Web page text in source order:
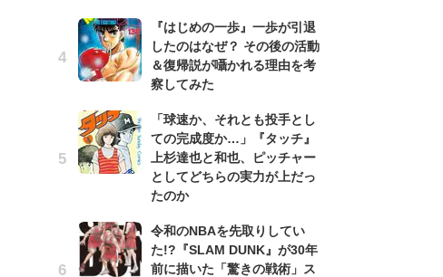
『はじめの一歩』一歩が引退
したのはなぜ？ その後の活動
＆復帰説が囁かれる理由を考
察してみた
「球速か、それとも投手とし
ての完成度か…」『タッチ』
上杉達也と和也、ピッチャー
としてどちらの実力が上だっ
たのか
令和のNBAを先取りしてい
た!?『SLAM DUNK』が30年
前に描いた「驚きの戦術」ス